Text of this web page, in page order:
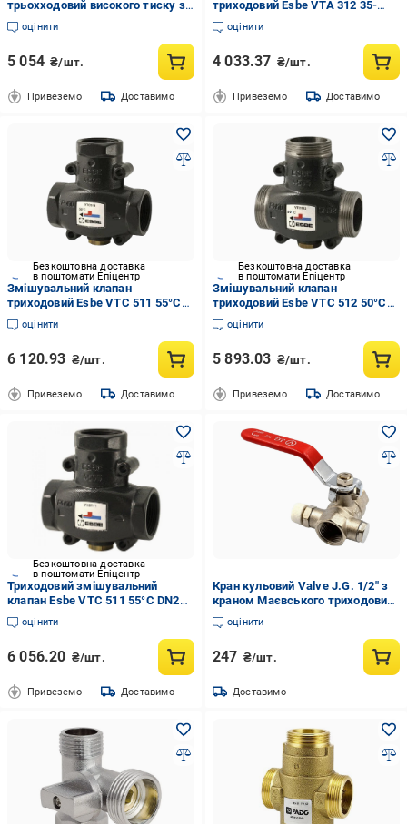
трьохходовий високого тиску з
L-свердлінням гальванізована
сталь муфтовий литий В-В-В
оцінити
5 054 ₴/шт.
Привеземо Доставимо
триходовий Esbe VTA 312 35-
60°C DN15 1/2" 31050200
(28414796)
оцінити
4 033.37 ₴/шт.
Привеземо Доставимо
Безкоштовна доставка
в поштомати Епіцентр
Змішувальний клапан
триходовий Esbe VTC 511 55°C
DN32 1 1/4" 51020700 (28414784)
оцінити
6 120.93 ₴/шт.
Привеземо Доставимо
Безкоштовна доставка
в поштомати Епіцентр
Змішувальний клапан
триходовий Esbe VTC 512 50°C
DN32 1 1/2" 51022000 (28414781)
оцінити
5 893.03 ₴/шт.
Привеземо Доставимо
Безкоштовна доставка
в поштомати Епіцентр
Триходовий змішувальний
клапан Esbe VTC 511 55°C DN25
1" 51020200 (28414755)
оцінити
6 056.20 ₴/шт.
Привеземо Доставимо
Кран кульовий Valve J.G. 1/2" з
краном Маєвського триходовий
зимовий незамерзаючий
внутрішнє різьблення латунь
оцінити
247 ₴/шт.
Доставимо